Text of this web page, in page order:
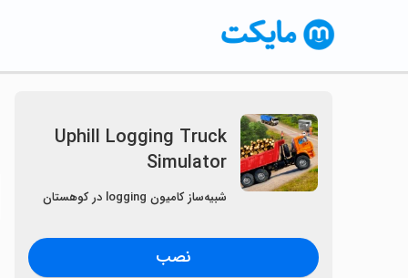
Uphill Logging Truck
Simulator
شبیه‌ساز کامیون logging در کوهستان
نصب